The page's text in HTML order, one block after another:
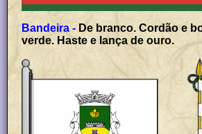
Bandeira - De branco. Cordão e
verde. Haste e lança de ouro.